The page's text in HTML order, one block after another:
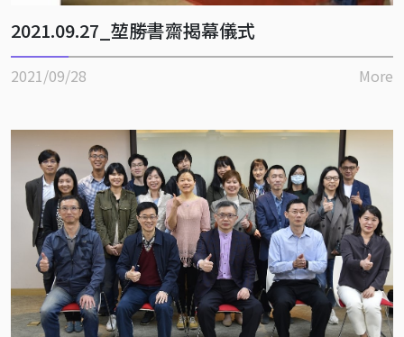
2021.09.27_堃勝書齋揭幕儀式
2021/09/28 More